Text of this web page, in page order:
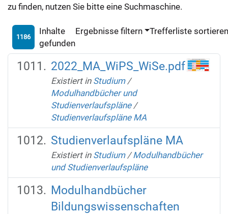
zu finden, nutzen Sie bitte eine Suchmaschine.
1186
Inhalte
gefunden
Ergebnisse filtern Trefferliste
2022_MA_WiPS_WiSe.pdf
Existiert in Studium /
Modulhandbücher und
Studienverlaufspläne /
Studienverlaufspläne MA
Studienverlaufspläne MA
Existiert in Studium /Modulhandbücher
und Studienverlaufspläne
Modulhandbücher
Bildungswissenschaften